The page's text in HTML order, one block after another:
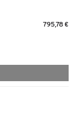
795,78 €